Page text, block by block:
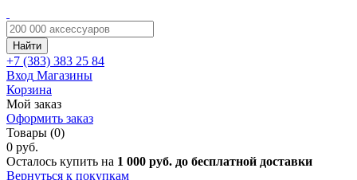
Найти
+7 (383) 383 25 84
Вход Магазины
Корзина
Мой заказ
Оформить заказ
Товары (0)
0 руб.
Осталось купить на 1 000 руб. до бесплатной доставки
Вернуться к покупкам